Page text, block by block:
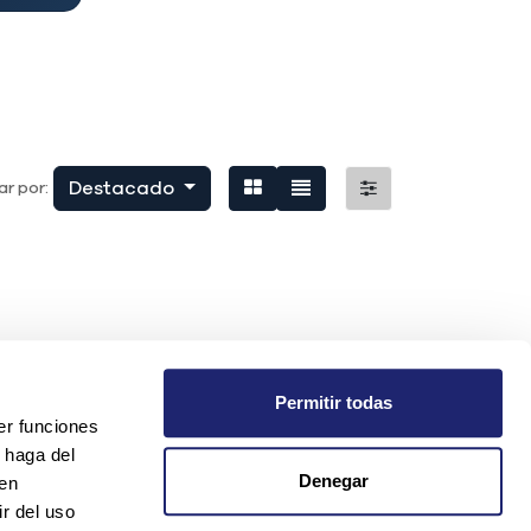
funciones
del
del uso
Permitir todas
Denegar
por: Destacado